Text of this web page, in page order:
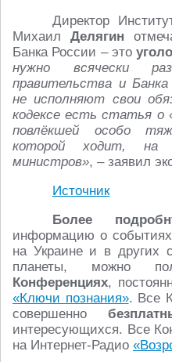
Директор
Михаил Делягин
Банка России – это
нужно всячески
правительства и
не исполняют свои
кодексе есть статья о
повлёкшей особо
которой ходит, на
министров», – заявил
Источник
Более
информацию о
на Украине и в других
планеты, можно
Конференциях,
«Ключи познания». Все
совершенно
интересующихся. Все
на Интернет-Радио